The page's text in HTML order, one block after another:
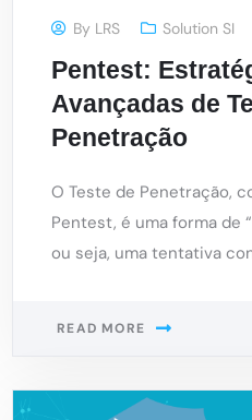
By LRS Solution SI
Pentest:
Avançadas de
Penetração
O Teste de Penetração,
Pentest, é uma forma de
ou seja, uma tentativa
READ MORE